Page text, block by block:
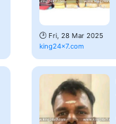
🕑 Fri, 28 Mar 2025
king24x7.com